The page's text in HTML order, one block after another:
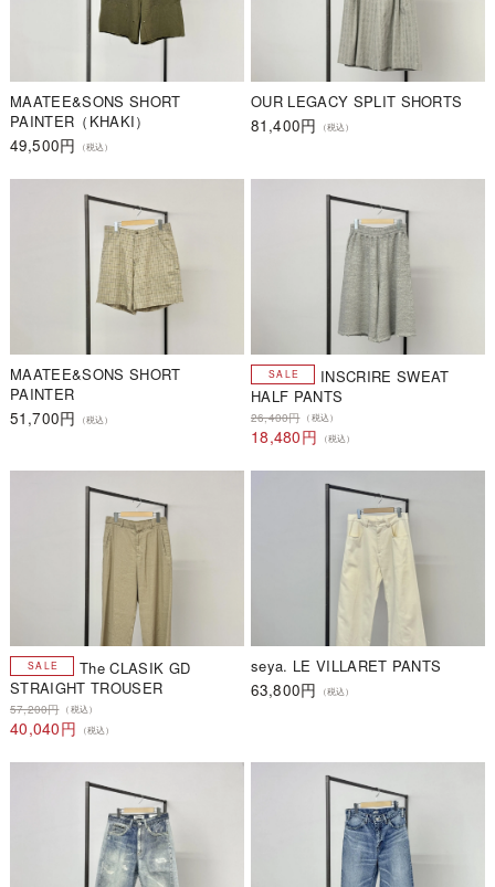
MAATEE&SONS SHORT
PAINTER（KHAKI）
49,500円
（税込）
OUR LEGACY SPLIT SHORTS
81,400円
（税込）
MAATEE&SONS SHORT
PAINTER
51,700円
（税込）
INSCRIRE SWEAT
HALF PANTS
26,400円 （税込）
18,480円 （税込）
The CLASIK GD
STRAIGHT TROUSER
57,200円 （税込）
40,040円 （税込）
seya. LE VILLARET PANTS
63,800円
（税込）